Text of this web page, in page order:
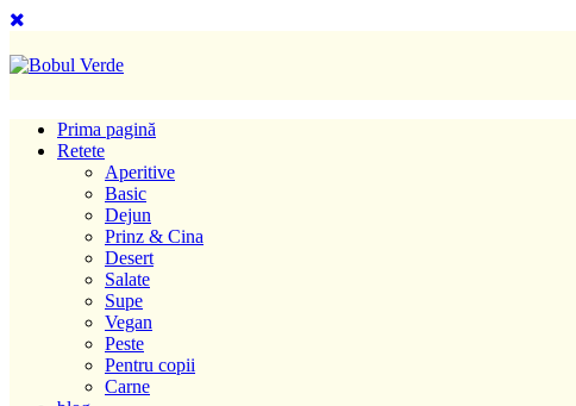
Prima pagină
Retete
Aperitive
Basic
Dejun
Prinz & Cina
Desert
Salate
Supe
Vegan
Peste
Pentru copii
Carne